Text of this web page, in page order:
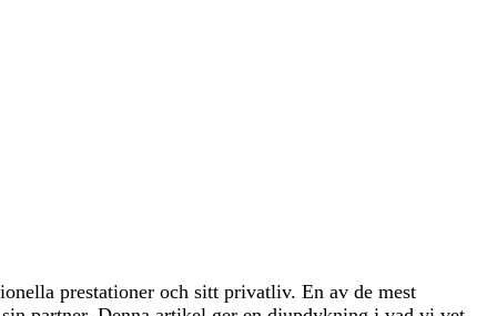
prestationer och sitt privatliv. En av de mest